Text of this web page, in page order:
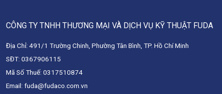
CÔNG TY TNHH THƯƠNG MẠI VÀ DỊCH VỤ KỸ THUẬT FUDA
Địa Chỉ: 491/1 Trường Chinh, Phường Tân Bình, TP. Hồ Chí Minh
SĐT: 0367906115
Mã Số Thuế: 0317510874
Email: fuda@fudaco.com.vn